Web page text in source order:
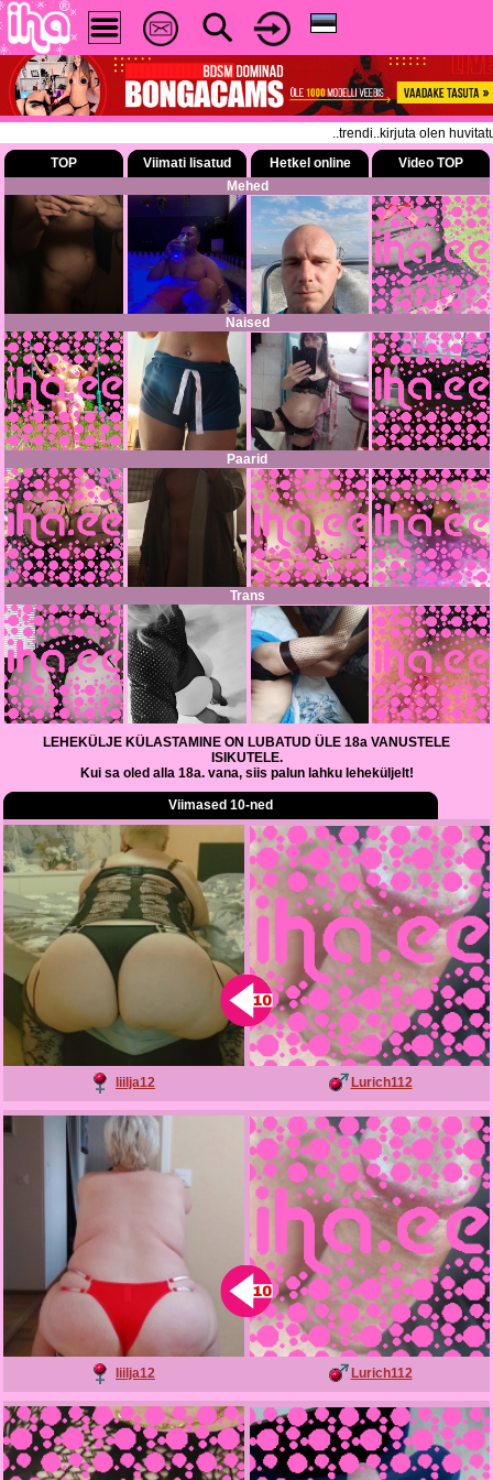
..trendi..kirjuta olen
TOP
Viimati lisatud Hetkel online
Video TOP
Mehed
Naised
Paarid
Trans
LEHEKÜLJE KÜLASTAMINE ON LUBATUD ÜLE 18a VANUSTELE
ISIKUTELE.
Kui sa oled alla 18a. vana, siis palun lahku leheküljelt!
Viimased 10-ned
liilja12 Lurich112
liilja12 Lurich112